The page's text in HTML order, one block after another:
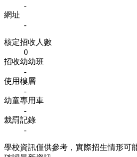
-
網址
-
核定招收人數
0
招收幼幼班
-
使用樓層
-
幼童專用車
-
裁罰記錄
-
學校資訊僅供參考，實際招生情形可